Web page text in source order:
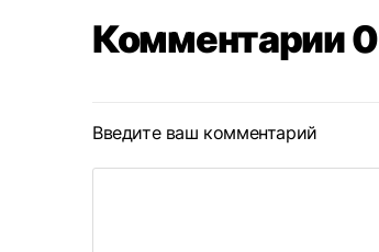
Комментарии 0
Введите ваш комментарий